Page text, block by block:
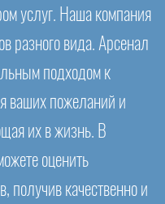
услуг. Наша компания
разного вида. Арсенал
подходом к
ваших пожеланий и
их в жизнь. В
оценить
получив качественно и